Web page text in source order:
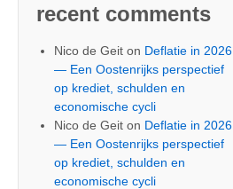
recent comments
Nico de Geit on Deflatie in 2026
— Een Oostenrijks perspectief
op krediet, schulden en
economische cycli
Nico de Geit on Deflatie in 2026
— Een Oostenrijks perspectief
op krediet, schulden en
economische cycli